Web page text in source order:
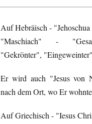
Auf Hebräisch -
"Maschiach" -
"Gekrönter",
Er wird auch "Jesus von
nach dem Ort, wo Er
Auf Griechisch - "Iesus